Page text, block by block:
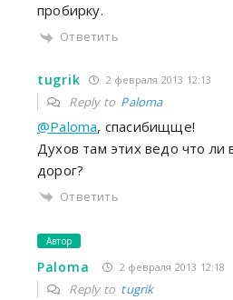
пробирку.
Ответить
tugrik 2 февраля 2013 12:13
Reply to Paloma
@Paloma, спасибищще!
Духов там этих ведо что ли
дорог?
Ответить
Автор
Paloma 2 февраля 2013 12:18
Reply to tugrik